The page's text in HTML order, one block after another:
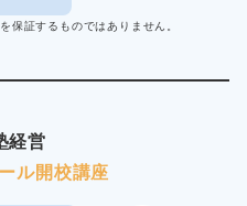
ではありません。
経営
ル開校講座